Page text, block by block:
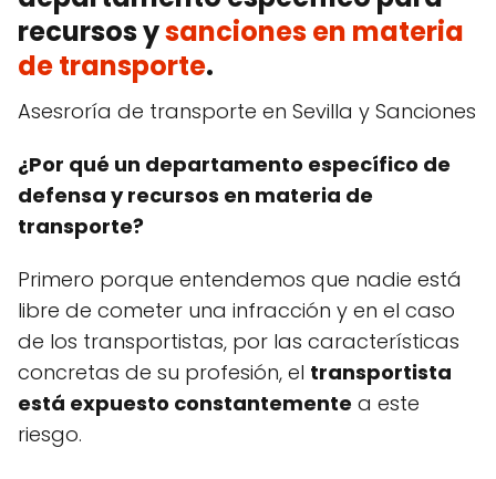
recursos ysanciones en materia
de transporte.
Asesroría de transporte en Sevilla y Sanciones
¿Por qué un departamento específico de
defensa y recursos en materia de
transporte?
Primero porque entendemos que nadie está
libre de cometer una infracción y en el caso
de los transportistas, por las características
concretas de su profesión, el transportista
está expuesto constantemente a este
riesgo.